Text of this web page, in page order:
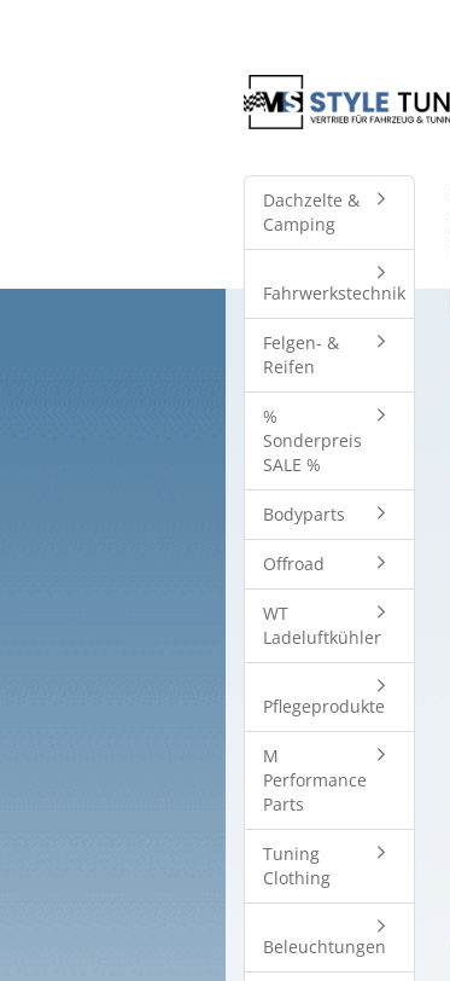
Dachzelte &
Camping
Fahrwerkstechnik
Felgen- &
Reifen
%
Sonderpreis
SALE %
Bodyparts
Offroad
WT
Ladeluftkühler
Pflegeprodukte
M
Performance
Parts
Tuning
Clothing
Beleuchtungen